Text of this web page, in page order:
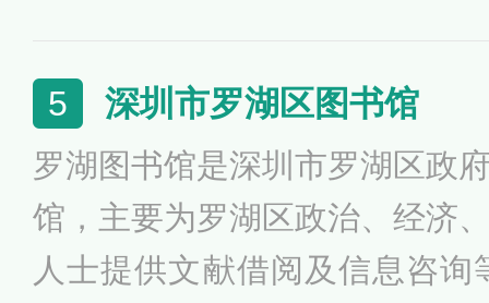
达196.9万册、件。其中：图
书30余万册。
5 深圳市罗湖区图书馆
罗湖图书馆是深圳市罗湖区政
馆，主要为罗湖区政治、经济
人士提供文献借阅及信息咨